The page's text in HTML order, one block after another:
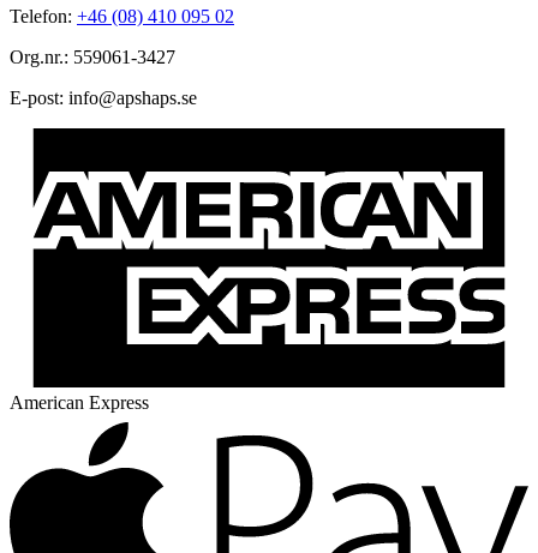
Telefon: +46 (08) 410 095 02
Org.nr.: 559061-3427
E-post:
es.spahspa
@ofni
American Express